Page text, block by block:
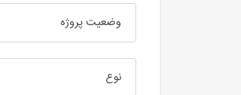
وضعیت پروژه
نوع